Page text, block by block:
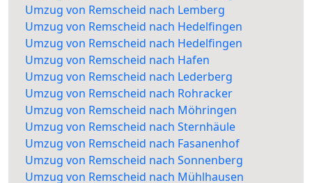
Umzug von Remscheid nach Lemberg
Umzug von Remscheid nach Hedelfingen
Umzug von Remscheid nach Hedelfingen
Umzug von Remscheid nach Hafen
Umzug von Remscheid nach Lederberg
Umzug von Remscheid nach Rohracker
Umzug von Remscheid nach Möhringen
Umzug von Remscheid nach Sternhäule
Umzug von Remscheid nach Fasanenhof
Umzug von Remscheid nach Sonnenberg
Umzug von Remscheid nach Mühlhausen